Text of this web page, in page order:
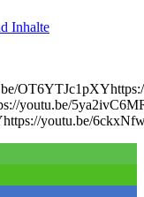
Inhalte
youtu.be/
youtu.be/